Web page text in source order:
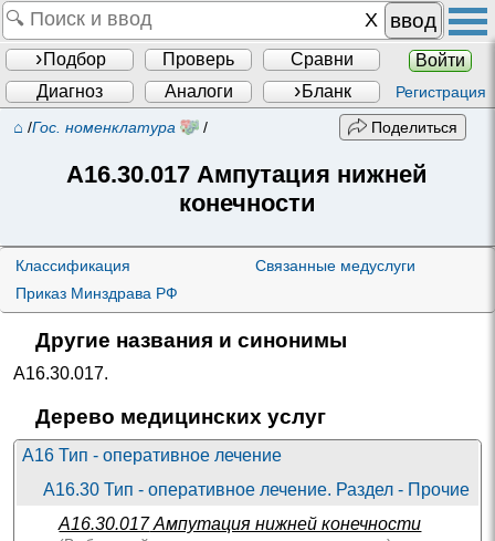
ввод
Подбор Проверь Сравни
Войти
Диагноз
Аналоги Бланк Регистрация
⌂ /Гос. номенклатура / Поделиться
A16.30.017 Ампутация нижней
конечности
Классификация
Приказ Минздрава РФ
Связанные медуслуги
Другие названия и синонимы
A16.30.017.
Дерево медицинских услуг
A16 Тип - оперативное лечение
A16.30 Тип - оперативное лечение. Раздел - Прочие
A16.30.017Ампутация нижней конечности